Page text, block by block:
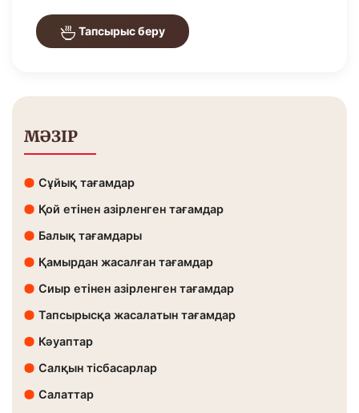
Тапсырыс беру
МӘЗІР
Сұйық тағамдар
Қой етінен азірленген тағамдар
Балық тағамдары
Қамырдан жасалған тағамдар
Сиыр етінен азірленген тағамдар
Тапсырысқа жасалатын тағамдар
Кәуаптар
Салқын тісбасарлар
Салаттар